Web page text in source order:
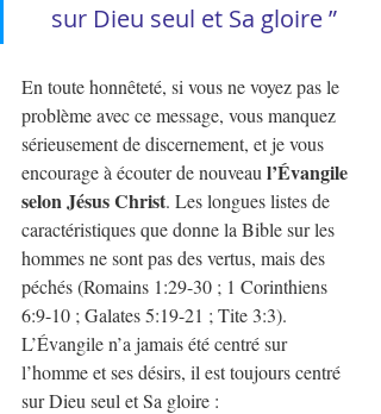
sur Dieu seul et Sa gloire ”
En toute honnêteté, si vous ne voyez pas le
problème avec ce message, vous manquez
sérieusement de discernement, et je vous
encourage à écouter de nouveau l’Évangile
selon Jésus Christ. Les longues listes de
caractéristiques que donne la Bible sur les
hommes ne sont pas des vertus, mais des
péchés (Romains 1:29-30 ; 1 Corinthiens
6:9-10 ; Galates 5:19-21 ; Tite 3:3).
L’Évangile n’a jamais été centré sur
l’homme et ses désirs, il est toujours centré
sur Dieu seul et Sa gloire :